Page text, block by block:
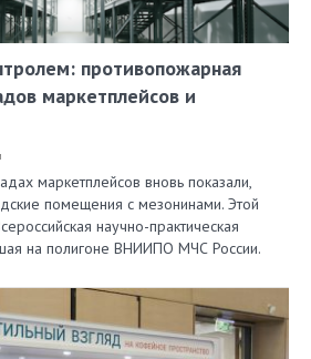
противопожарная
маркетплейсов и
маркетплейсов вновь показали,
помещения с мезонинами. Этой
научно-практическая
на полигоне ВНИИПО МЧС России.